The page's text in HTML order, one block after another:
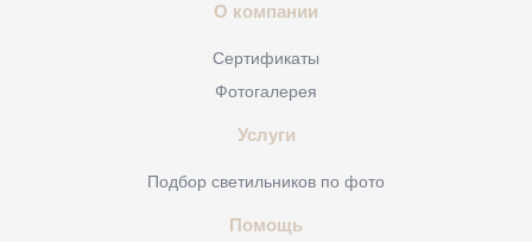
О компании
Сертификаты
Фотогалерея
Услуги
Подбор светильников по фото
Помощь